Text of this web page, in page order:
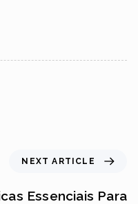
NEXT ARTICLE
Essenciais Para